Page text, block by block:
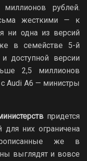
рублей.
жесткими — к
ни одна из версий
в семействе 5-й
доступной версии
2,5 миллионов
Audi A6 — министры
придется
них ограничена
же в
выглядят и вовсе